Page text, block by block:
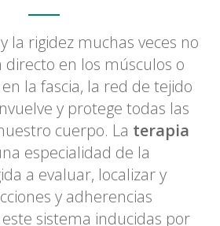
la rigidez muchas veces no
en los músculos o
la fascia, la red de tejido
y protege todas las
cuerpo. La terapia
especialidad de la
a evaluar, localizar y
y adherencias
sistema inducidas por